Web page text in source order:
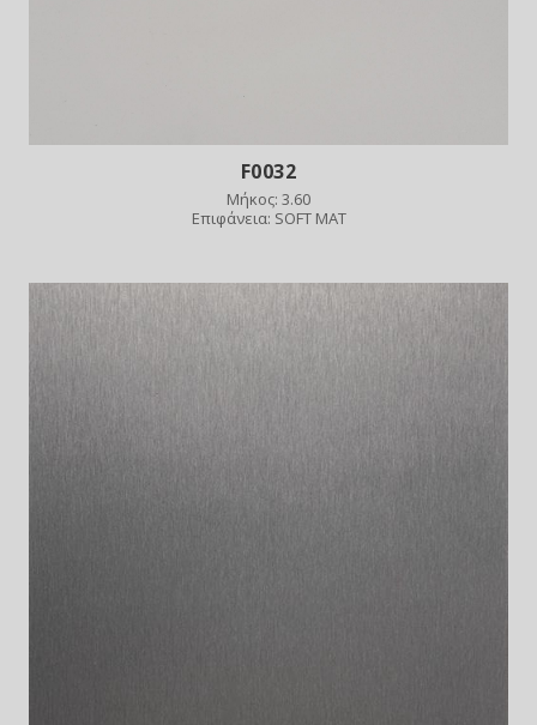
F0032
Μήκος: 3.60
Επιφάνεια: SOFT MAT